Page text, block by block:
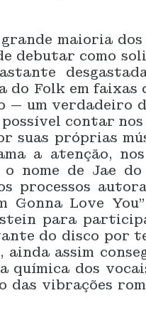
maioria
debutar como
do Folk em
— um verdadeiro
contar nos
suas próprias
a atenção,
nome de Jae do
processos
Gonna Love
para
do disco por
assim
química dos
das vibrações